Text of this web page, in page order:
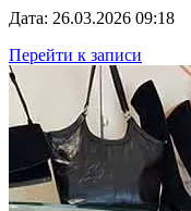
Дата: 26.03.2026 09:18
Перейти к записи